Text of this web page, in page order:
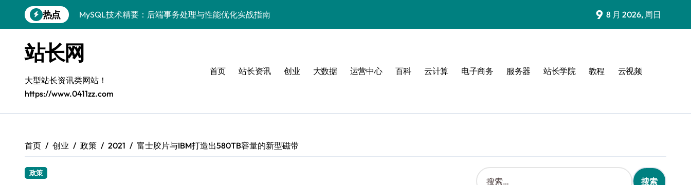
到
热点
MySQL技术精要：后端事务处理与性能优化实战指南
MySQL进阶实战：以科技之力，铸就后端事务性能优化新体验
Go语言MySQL事务控制：技术实战解密与科技优化秘籍
零基础启航：站长学院带你玩转MySQL事务控制绝技！
VR开发进阶秘籍：MySQL事务控制科技实战深度剖析
MySQL事务控制精要：iOS后端技术实战解锁科技高效能
9 8 月 2026, 周日
站长网
大型站长资讯类网站！
https://www.0411zz.com
首页 站长资讯 创业 大数据 运营中心 百科 云计算 电子商务 服务器 站长学院 教程 云视频
首页 创业 政策 2021 富士胶片与IBM打造出580TB容量的新型磁带
政策
搜